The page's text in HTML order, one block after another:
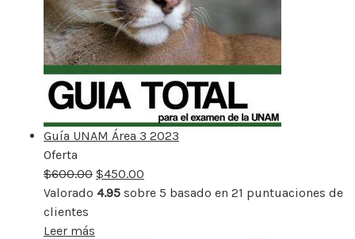
Guía UNAM Área 3 2023
Oferta
rebajado
$600.00 $450.00
Valorado 4.95 sobre 5 basado en 21 puntuaciones de
clientes
Leer más